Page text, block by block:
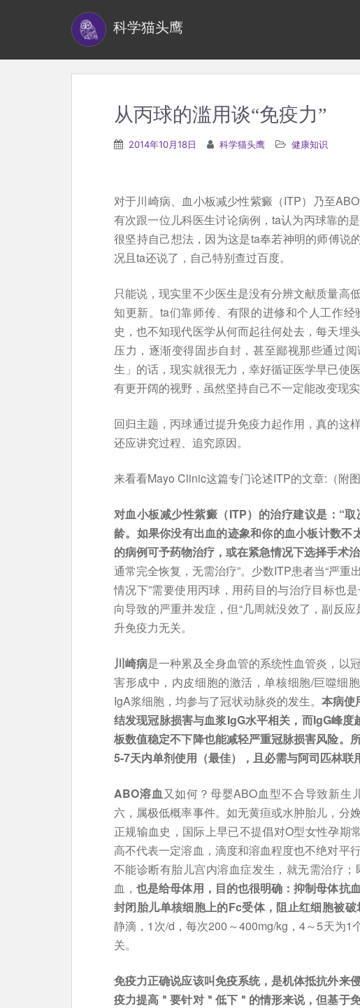
科学猫头鹰
从丙球的滥用谈“免疫力”
2014年10月18日 科学猫头鹰 健康知识
对于川崎病、血小板减少性紫癜（ITP）乃至
有次跟一位儿科医生讨论病例，ta认为丙球靠的
很坚持自己想法，因为这是ta奉若神明的师傅说
况且ta还说了，自己特别查过百度。
只能说，现实里不少医生是没有分辨文献质量高
知更新。ta们靠师传、有限的进修和个人工作
史，也不知现代医学从何而起往何处去，每天埋
压力，逐渐变得固步自封，甚至鄙视那些通过
生」的话，现实就很无力，幸好循证医学早已使
有更开阔的视野，虽然坚持自己不一定能改变现
回归主题，丙球通过提升免疫力起作用，真的这
还应讲究过程、追究原因。
来看看Mayo Clinic这篇专门论述ITP的文章:（附图
对血小板减少性紫癜（ITP）的治疗建议是：“
龄。如果你没有出血的迹象和你的血小板计数
的病例可予药物治疗，或在紧急情况下选择手术治
通常完全恢复，无需治疗”。少数ITP患者当“严
情况下”需要使用丙球，用药目的与治疗目标也
向导致的严重并发症，但“几周就没效了，副反
升免疫力无关。
川崎病是一种累及全身血管的系统性血管炎，以
害形成中，内皮细胞的激活，单核细胞/巨噬细
IgA浆细胞，均参与了冠状动脉炎的发生。 本病使
结发现冠脉损害与血浆IgG水平相关，而IgG峰
板数值稳定不下降也能减轻严重冠脉损害风险。
5-7天内单剂使用（最佳），且必需与阿司匹林联
ABO溶血又如何？母婴ABO血型不合导致新生
六，属极低概率事件。如无黄疸或水肿胎儿，分
正规输血史，国际上早已不提倡对O型女性孕期
高不代表一定溶血，滴度和溶血程度也不绝对平
不能诊断有胎儿宫内溶血症发生，就无需治疗
血，也是给母体用，目的也很明确：抑制母体抗
封闭胎儿单核细胞上的Fc受体，阻止红细胞被破
静滴，1次/d，每次200～400mg/kg，4～5天为
关。
免疫力正确说应该叫免疫系统，是机体抵抗外来
疫力提高＂要针对＂低下＂的情形来说，但基于